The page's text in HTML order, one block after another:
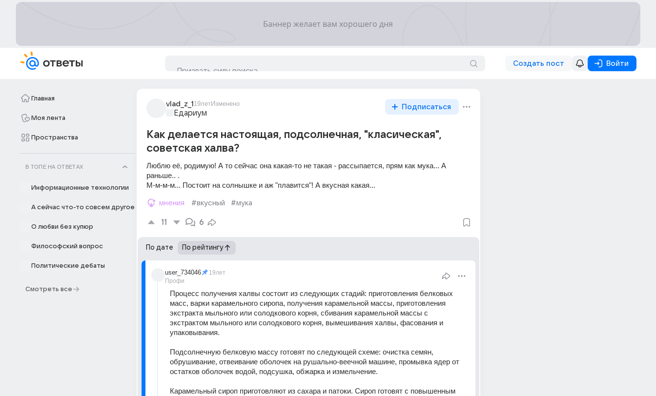
Создать пост Войти
Главная
Моя лента
Пространства
В ТОПЕ НА ОТВЕТАХ
Информационные технологии
А сейчас что-то совсем другое
О любви без купюр
Философский вопрос
Политические дебаты
Смотреть все
vlad_z_1 19летИзменено
Едариум
Подписаться
Как делается настоящая, подсолнечная, "класическая",
советская халва?
Люблю её, родимую! А то сейчас она какая-то не такая - рассыпается, прям как мука... А
раньше.. .
М-м-м-м... Постоит на солнышке и аж "плавится"! А вкусная какая...
мнения #вкусный #мука
11 6
По дате По рейтингу
user_734046
Профи
19лет
Процесс получения халвы состоит из следующих стадий: приготовления белковых
масс, варки карамельного сиропа, получения карамельной массы, приготовления
экстракта мыльного или солодкового корня, сбивания карамельной массы с
экстрактом мыльного или солодкового корня, вымешивания халвы, фасования и
упаковывания.
Подсолнечную белковую массу готовят по следующей схеме: очистка семян,
обрушивание, отвеивание оболочек на рушально-веечной машине, промывка ядер от
остатков оболочек водой, подсушка, обжарка и измельчение.
Карамельный сироп приготовляют из сахара и патоки. Сироп готовят с повышенным